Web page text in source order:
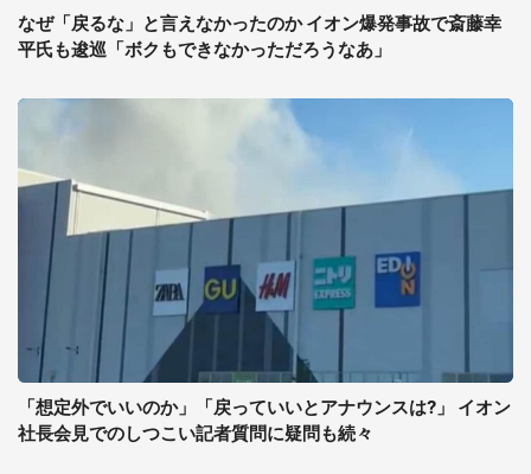
なぜ「戻るな」と言えなかったのか イオン爆発事故で斎藤幸
平氏も逡巡「ボクもできなかっただろうなあ」
「想定外でいいのか」「戻っていいとアナウンスは?」 イオン
社長会見でのしつこい記者質問に疑問も続々